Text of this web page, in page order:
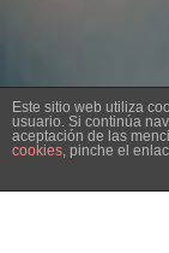
Este sitio web utiliza
usuario. Si continúa
aceptación de las
cookies, pinche el